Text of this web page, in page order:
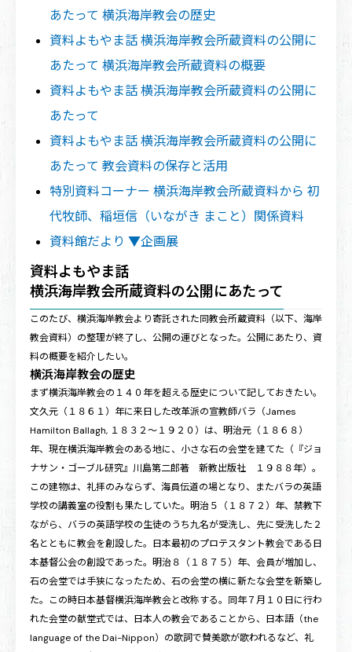
あたって 横浜海岸教会の歴史
資料よもやま話 横浜海岸教会所蔵資料の公開に
あたって 横浜海岸教会所蔵資料の概要
資料よもやま話 横浜海岸教会所蔵資料の公開に
あたって
資料よもやま話 横浜海岸教会所蔵資料の公開に
あたって 教会資料の保存と活用
特別資料コーナー 横浜海岸教会所蔵資料から 初
代牧師、稲垣信（いながき まこと）関係資料
資料館だより ▼企画展
資料よもやま話
横浜海岸教会所蔵資料の公開にあたって
このたび、横浜海岸教会より寄託された同教会所蔵資料（以下、海岸
教会資料）の整理が終了し、公開の運びとなった。公開にあたり、資
料の概要を紹介したい。
横浜海岸教会の歴史
まず横浜海岸教会の１４０年を超える歴史について記しておきたい。
文久元（１８６１）年に来日した改革派の宣教師バラ（James
Hamilton Ballagh, １８３２〜１９２０）は、明治元（１８６８）
年、現在横浜海岸教会のある地に、小さな石の会堂を建てた（『ジョ
ナサン・ゴーブル研究』川島第二郎著 新教出版社 １９８８年）。
この建物は、礼拝のみならず、海員伝道の場となり、またバラの英語
学校の講義室の役割も果たしていた。明治５（１８７２）年、禁教下
ながら、バラの英語学校の生徒のうち九名が受洗し、先に受洗した２
名とともに教会を創設した。日本最初のプロテスタント教会である日
本基督公会の創設であった。明治８（１８７５）年、会員が増加し、
石の会堂では手狭になったため、石の会堂の横に新たな会堂を新築し
た。この時日本基督横浜海岸教会と改称する。同年７月１０日に行わ
れた会堂の献堂式では、日本人の教会であることから、日本語（the
language of the Dai-Nippon）の歌詞で賛美歌が歌われるなど、礼